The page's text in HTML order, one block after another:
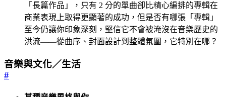
「長篇作品」，只有 2 分的單曲卻比精心編排的專輯在
商業表現上取得更顯著的成功，但是否有哪張「專輯」
至今仍讓你印象深刻，堅信它不會被淹沒在音樂歷史的
洪流——從曲序、封面設計到整體氛圍，它特別在哪？
音樂與文化／生活
#